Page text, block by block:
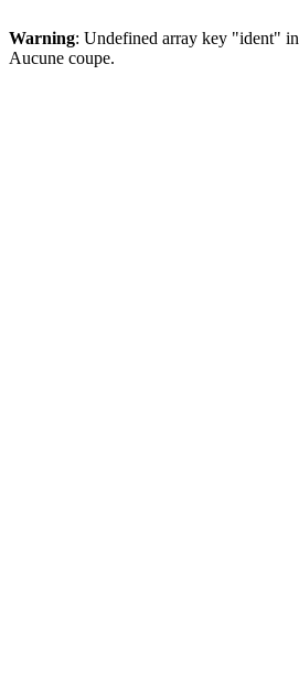
Warning: Undefined array key "ident" in
Aucune coupe.